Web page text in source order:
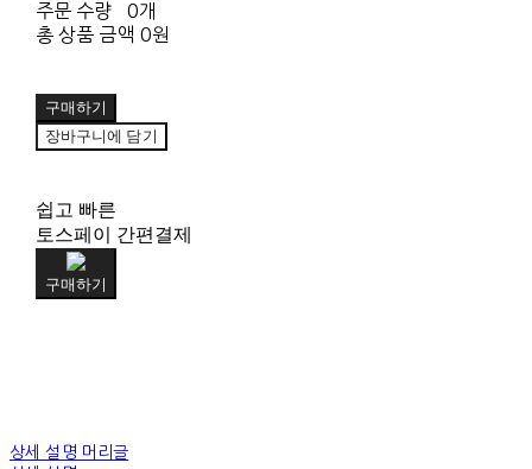
주문 수량
0개
총 상품 금액 0원
구매하기
장바구니에 담기
쉽고 빠른
토스페이 간편결제
구매하기
상세 설명 머리글